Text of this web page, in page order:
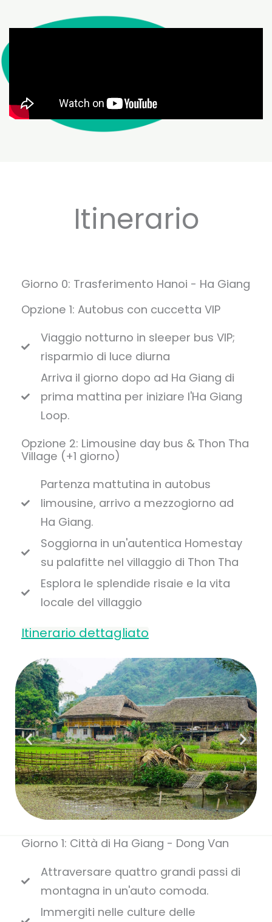
Itinerario
Giorno 0: Trasferimento Hanoi - Ha Giang
Opzione 1: Autobus con cuccetta VIP
Viaggio notturno in sleeper bus VIP;
risparmio di luce diurna
Arriva il giorno dopo ad Ha Giang di
prima mattina per iniziare l'Ha Giang
Loop.
Opzione 2: Limousine day bus & Thon Tha
Village (+1 giorno)
Partenza mattutina in autobus
limousine, arrivo a mezzogiorno ad
Ha Giang.
Soggiorna in un'autentica Homestay
su palafitte nel villaggio di Thon Tha
Esplora le splendide risaie e la vita
locale del villaggio
Itinerario dettagliato
Giorno 1: Città di Ha Giang - Dong Van
Attraversare quattro grandi passi di
montagna in un'auto comoda.
Immergiti nelle culture delle